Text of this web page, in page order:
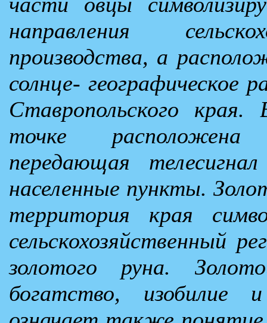
направления
производства, а
солнце- географическое
Ставропольского
точке
передающая
населенные пункты.
территория края
сельскохозяйственный
золотого руна.
богатство, изобилие